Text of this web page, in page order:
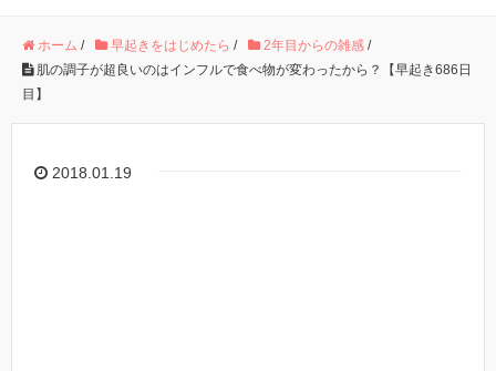
ホーム / 早起きをはじめたら / 2年目からの雑感 /
肌の調子が超良いのはインフルで食べ物が変わったから？【早起き686日
目】
2018.01.19